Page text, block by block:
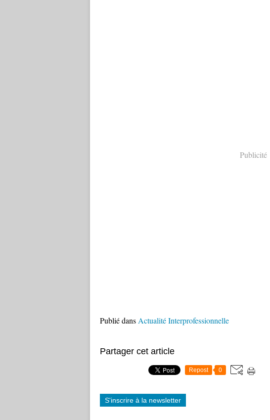
Publicité
Publié dans Actualité Interprofessionnelle
Partager cet article
Repost 0
S'inscrire à la newsletter